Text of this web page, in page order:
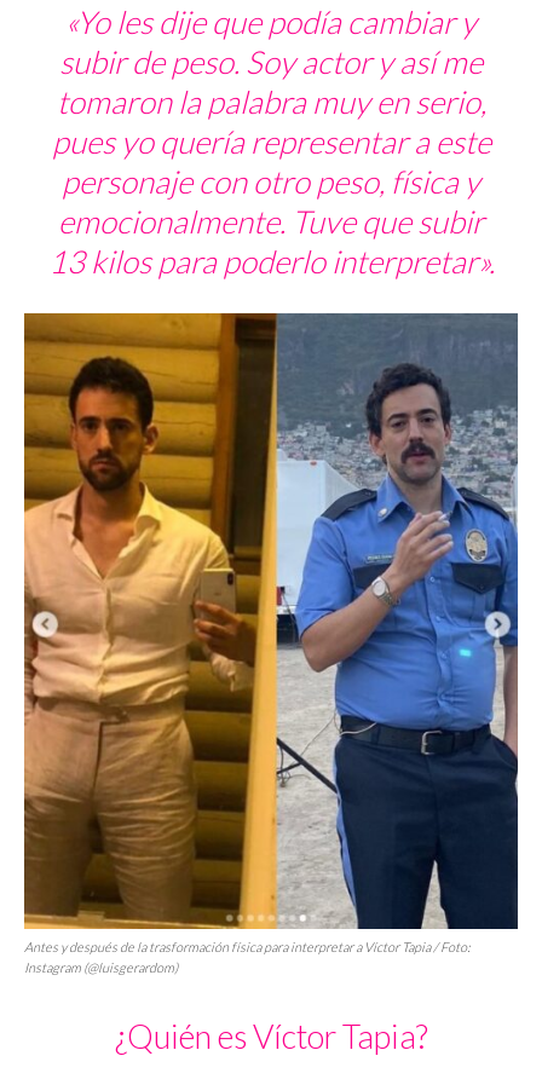
«Yo les dije que podía cambiar y
subir de peso. Soy actor y así me
tomaron la palabra muy en serio,
pues yo quería representar a este
personaje con otro peso, física y
emocionalmente. Tuve que subir
13 kilos para poderlo interpretar».
Antes y después de la trasformación física para interpretar a Víctor Tapia / Foto:
Instagram (@luisgerardom)
¿Quién es Víctor Tapia?